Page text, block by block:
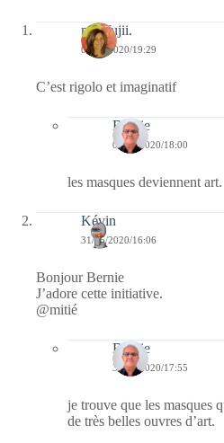
missfujii.
02/06/2020/19:29
C’est rigolo et imaginatif
Bernie
03/06/2020/18:00
les masques deviennent art.
Kévin
31/05/2020/16:06
Bonjour Bernie
J’adore cette initiative.
@mitié
Bernie
31/05/2020/17:55
je trouve que les masques
de très belles ouvres d’art.